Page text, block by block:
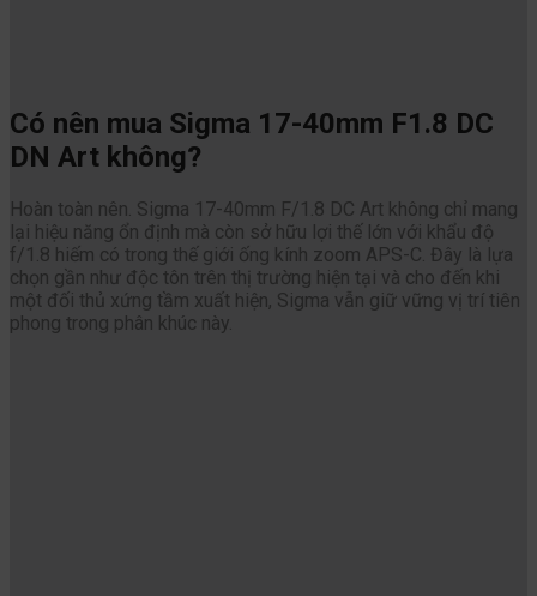
Có nên mua Sigma 17-40mm F1.8 DC
DN Art không?
Hoàn toàn nên. Sigma 17-40mm F/1.8 DC Art không chỉ mang
lại hiệu năng ổn định mà còn sở hữu lợi thế lớn với khẩu độ
f/1.8 hiếm có trong thế giới ống kính zoom APS-C. Đây là lựa
chọn gần như độc tôn trên thị trường hiện tại và cho đến khi
một đối thủ xứng tầm xuất hiện, Sigma vẫn giữ vững vị trí tiên
phong trong phân khúc này.